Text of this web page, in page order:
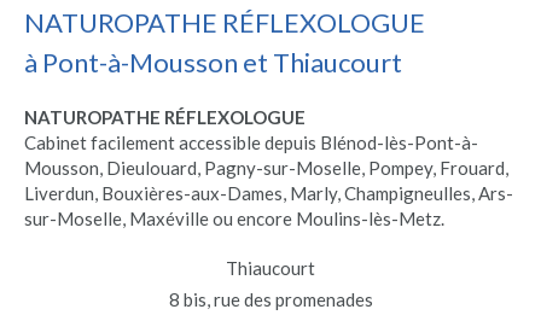
NATUROPATHE RÉFLEXOLOGUE
à Pont-à-Mousson et Thiaucourt
NATUROPATHE RÉFLEXOLOGUE
Cabinet facilement accessible depuis Blénod-lès-Pont-à-
Mousson, Dieulouard, Pagny-sur-Moselle, Pompey, Frouard,
Liverdun, Bouxières-aux-Dames, Marly, Champigneulles, Ars-
sur-Moselle, Maxéville ou encore Moulins-lès-Metz.
Thiaucourt
8 bis, rue des promenades